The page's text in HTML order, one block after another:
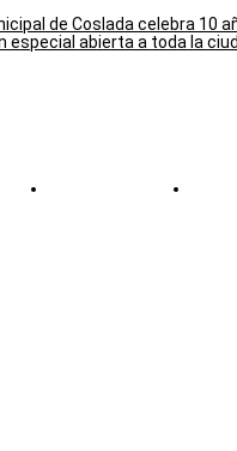
de Coslada celebra 10
especial abierta a toda la
Política de cookies